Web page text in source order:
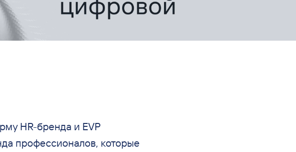
HR-бренда и EVP
профессионалов, которые